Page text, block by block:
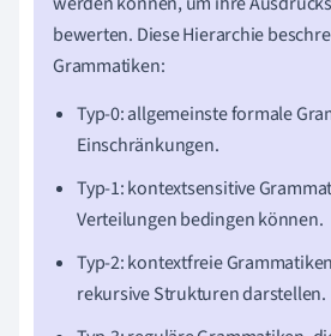
bewerten. Diese Hierarchie
Grammatiken:
Typ-0: allgemeinste formale
Einschränkungen.
Typ-1: kontextsensitive
Verteilungen bedingen können.
Typ-2: kontextfreie
rekursive Strukturen darstellen.